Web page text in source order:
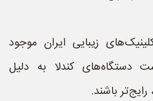
زیبایی ایران موجود
دستگاه‌های کندلا به دلیل
باشند.